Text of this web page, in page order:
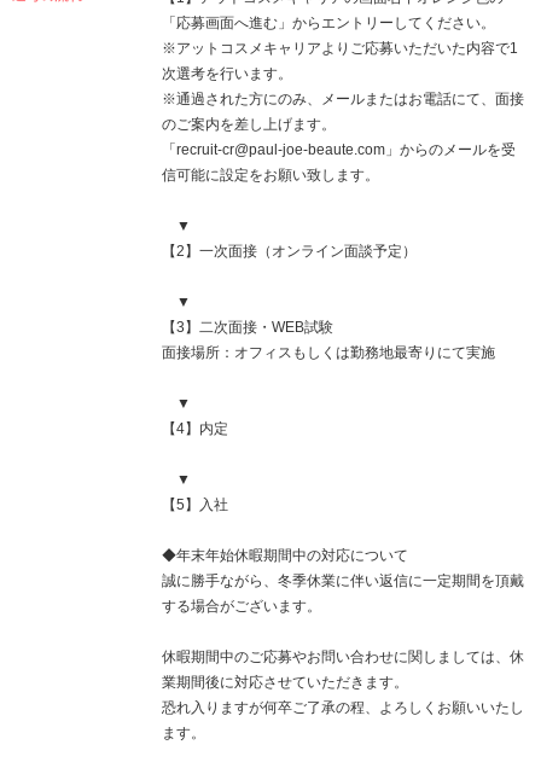
「応募画面へ進む」からエントリーしてください。
※アットコスメキャリアよりご応募いただいた内容で1
次選考を行います。
※通過された方にのみ、メールまたはお電話にて、面接
のご案内を差し上げます。
「recruit-cr@paul-joe-beaute.com」からのメールを受
信可能に設定をお願い致します。
▼
【2】一次面接（オンライン面談予定）
▼
【3】二次面接・WEB試験
面接場所：オフィスもしくは勤務地最寄りにて実施
▼
【4】内定
▼
【5】入社
◆年末年始休暇期間中の対応について
誠に勝手ながら、冬季休業に伴い返信に一定期間を頂戴
する場合がございます。
休暇期間中のご応募やお問い合わせに関しましては、休
業期間後に対応させていただきます。
恐れ入りますが何卒ご了承の程、よろしくお願いいたし
ます。